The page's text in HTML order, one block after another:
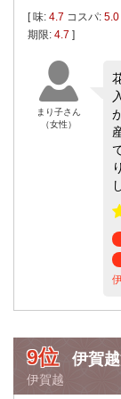
[ 味: 4.7 コスパ: 5.0
期限: 4.7 ]
まり子さん
（女性）
9位 伊賀
伊賀越